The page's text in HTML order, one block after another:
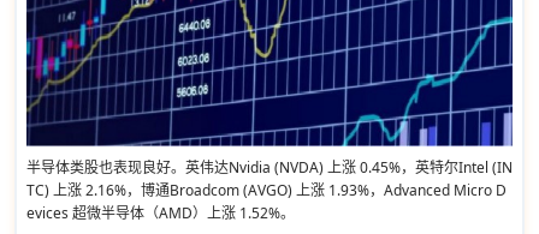
半导体类股也表现良好。英伟达Nvidia (NVDA) 上涨 0.45%，英特尔Intel (IN
TC) 上涨 2.16%，博通Broadcom (AVGO) 上涨 1.93%，Advanced Micro D
evices 超微半导体（AMD）上涨 1.52%。